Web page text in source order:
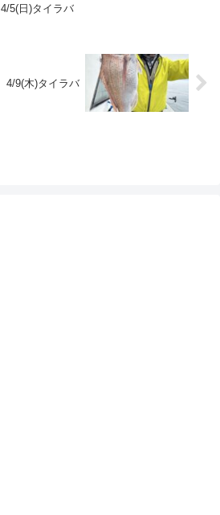
4/5(日)タイラバ
4/9(木)タイラバ